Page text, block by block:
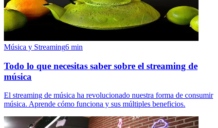
Música y Streaming6 min
Todo lo que necesitas saber sobre el streaming de
música
El streaming de música ha revolucionado nuestra forma de consumir
música. Aprende cómo funciona y sus múltiples beneficios.